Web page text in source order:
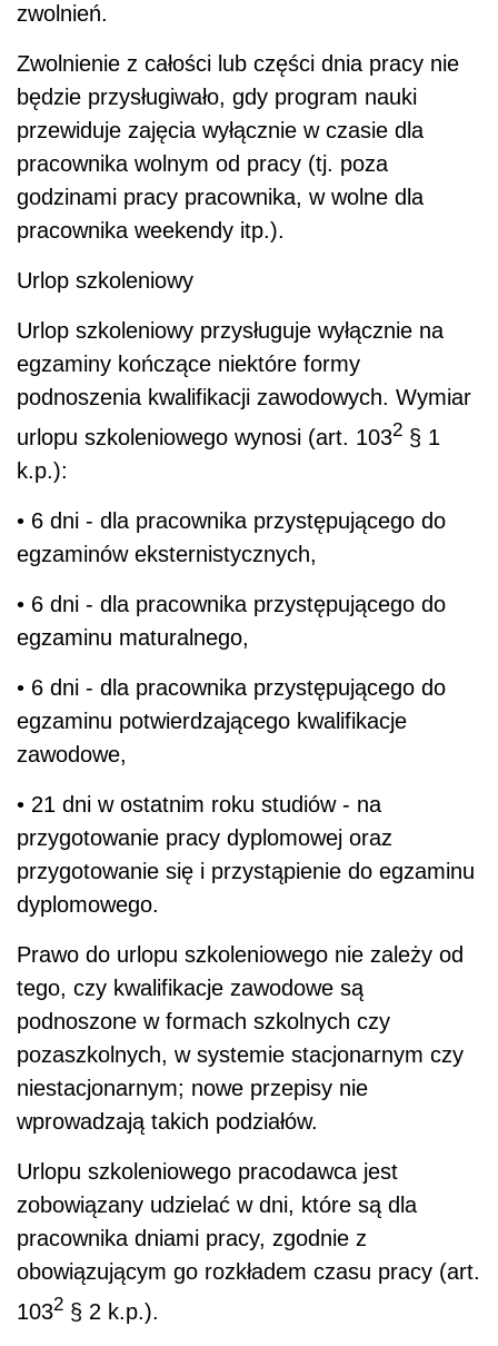
zwolnień.
Zwolnienie z całości lub części dnia pracy nie
będzie przysługiwało, gdy program nauki
przewiduje zajęcia wyłącznie w czasie dla
pracownika wolnym od pracy (tj. poza
godzinami pracy pracownika, w wolne dla
pracownika weekendy itp.).
Urlop szkoleniowy
Urlop szkoleniowy przysługuje wyłącznie na
egzaminy kończące niektóre formy
podnoszenia kwalifikacji zawodowych. Wymiar
urlopu szkoleniowego wynosi (art. 1032 § 1
k.p.):
• 6 dni - dla pracownika przystępującego do
egzaminów eksternistycznych,
• 6 dni - dla pracownika przystępującego do
egzaminu maturalnego,
• 6 dni - dla pracownika przystępującego do
egzaminu potwierdzającego kwalifikacje
zawodowe,
• 21 dni w ostatnim roku studiów - na
przygotowanie pracy dyplomowej oraz
przygotowanie się i przystąpienie do egzaminu
dyplomowego.
Prawo do urlopu szkoleniowego nie zależy od
tego, czy kwalifikacje zawodowe są
podnoszone w formach szkolnych czy
pozaszkolnych, w systemie stacjonarnym czy
niestacjonarnym; nowe przepisy nie
wprowadzają takich podziałów.
Urlopu szkoleniowego pracodawca jest
zobowiązany udzielać w dni, które są dla
pracownika dniami pracy, zgodnie z
obowiązującym go rozkładem czasu pracy (art.
1032 § 2 k.p.).